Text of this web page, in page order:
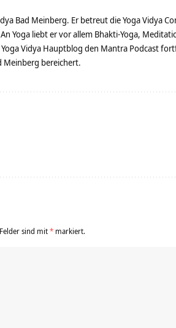
Bad Meinberg. Er betreut die Yoga Vidya
Yoga liebt er vor allem Bhakti-Yoga,
Vidya Hauptblog den Mantra Podcast
Meinberg bereichert.
sind mit* markiert.